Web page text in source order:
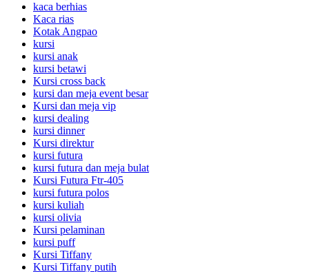
kaca berhias
Kaca rias
Kotak Angpao
kursi
kursi anak
kursi betawi
Kursi cross back
kursi dan meja event besar
Kursi dan meja vip
kursi dealing
kursi dinner
Kursi direktur
kursi futura
kursi futura dan meja bulat
Kursi Futura Ftr-405
kursi futura polos
kursi kuliah
kursi olivia
Kursi pelaminan
kursi puff
Kursi Tiffany
Kursi Tiffany putih